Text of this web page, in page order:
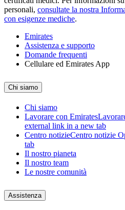
personali, consultate la nostra
con esigenze mediche.
Emirates
Assistenza e supporto
Domande frequenti
Cellulare ed Emirates App
Chi siamo
Chi siamo
Lavorare con Emirates
external link in a new tab
Centro notizieCentro notizie
tab
Il nostro pianeta
Il nostro team
Le nostre comunità
Assistenza